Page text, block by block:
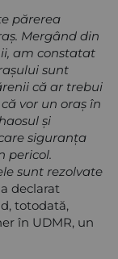
părerea
Mergând din
am constatat
sunt
că ar trebui
vor un oraş în
şi
siguranţa
pericol.
sunt rezolvate
a declarat
totodată,
în UDMR, un